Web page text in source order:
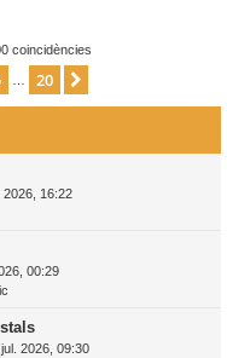
coincidències
20
2026, 16:22
00:29
2026, 09:30